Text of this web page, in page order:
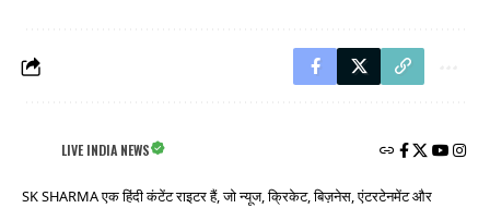
LIVE INDIA NEWS
SK SHARMA एक हिंदी कंटेंट राइटर हैं, जो न्यूज, क्रिकेट, बिज़नेस, एंटरटेनमेंट और